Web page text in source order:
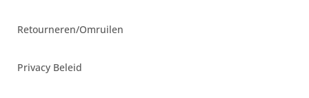
Retourneren/Omruilen
Privacy Beleid